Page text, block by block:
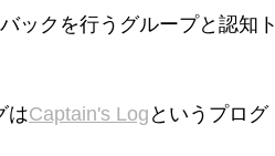
ックを行うグループと認知ト
はCaptain's Log というプログ